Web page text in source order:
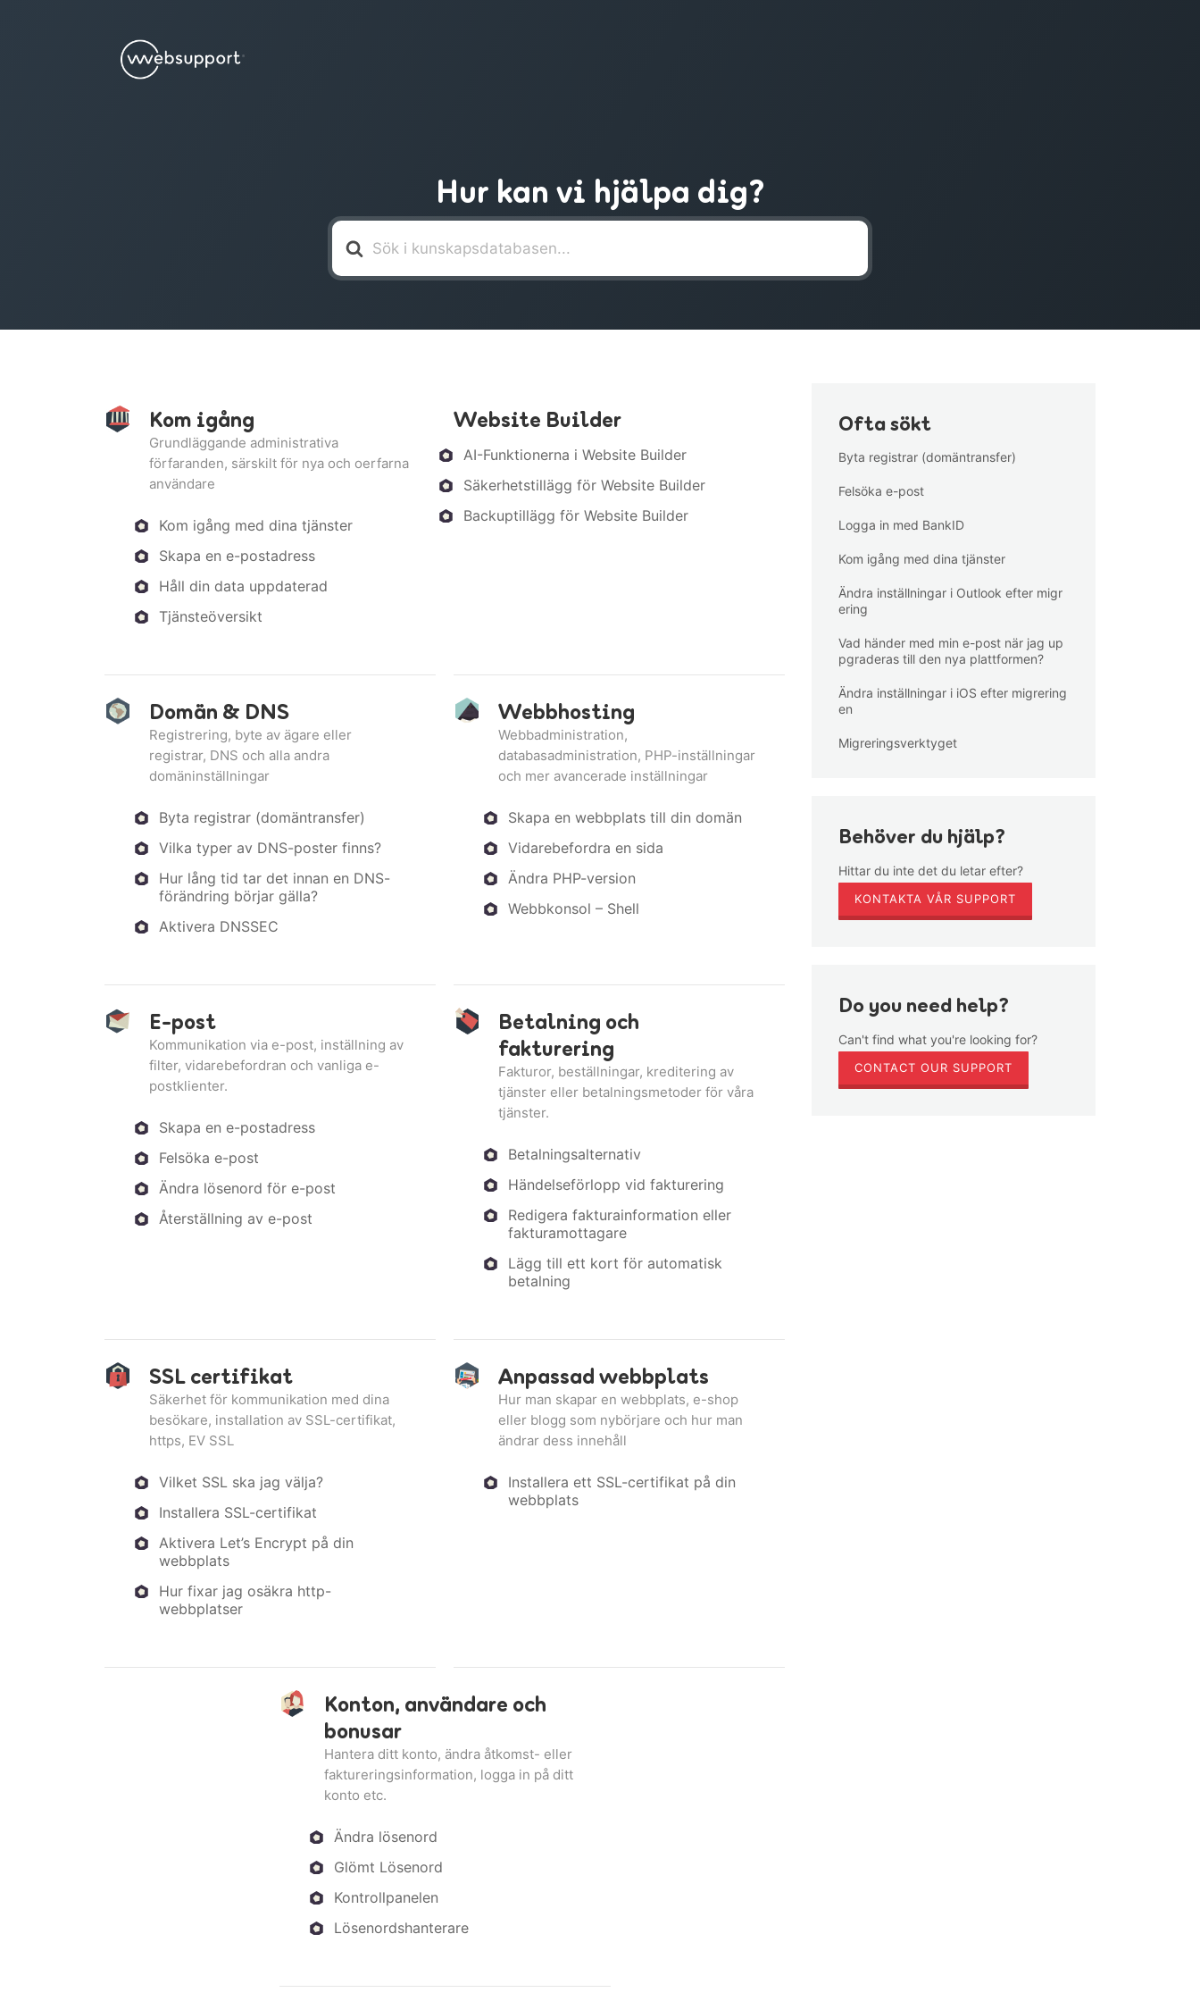
Hur kan vi hjälpa dig?
Söker
efter
Kom igång
Grundläggande administrativa
förfaranden, särskilt för nya och oerfarna
användare
Kom igång med dina tjänster
Skapa en e-postadress
Håll din data uppdaterad
Tjänsteöversikt
Website Builder
AI-Funktionerna i Website Builder
Säkerhetstillägg för Website Builder
Backuptillägg för Website Builder
Domän & DNS
Registrering, byte av ägare eller
registrar, DNS och alla andra
domäninställningar
Byta registrar (domäntransfer)
Vilka typer av DNS-poster finns?
Hur lång tid tar det innan en DNS-
förändring börjar gälla?
Aktivera DNSSEC
Webbhosting
Webbadministration,
databasadministration, PHP-inställningar
och mer avancerade inställningar
Skapa en webbplats till din domän
Vidarebefordra en sida
Ändra PHP-version
Webbkonsol – Shell
E-post
Kommunikation via e-post, inställning av
filter, vidarebefordran och vanliga e-
postklienter.
Skapa en e-postadress
Felsöka e-post
Ändra lösenord för e-post
Återställning av e-post
Betalning och
fakturering
Fakturor, beställningar, kreditering av
tjänster eller betalningsmetoder för våra
tjänster.
Betalningsalternativ
Händelseförlopp vid fakturering
Redigera fakturainformation eller
fakturamottagare
Lägg till ett kort för automatisk
betalning
SSL certifikat
Säkerhet för kommunikation med dina
besökare, installation av SSL-certifikat,
https, EV SSL
Vilket SSL ska jag välja?
Installera SSL-certifikat
Aktivera Let’s Encrypt på din
webbplats
Hur fixar jag osäkra http-
webbplatser
Anpassad webbplats
Hur man skapar en webbplats, e-shop
eller blogg som nybörjare och hur man
ändrar dess innehåll
Installera ett SSL-certifikat på din
webbplats
Konton, användare och
bonusar
Hantera ditt konto, ändra åtkomst- eller
faktureringsinformation, logga in på ditt
konto etc.
Ändra lösenord
Glömt Lösenord
Kontrollpanelen
Lösenordshanterare
Ofta sökt
Byta registrar (domäntransfer)
Felsöka e-post
Logga in med BankID
Kom igång med dina tjänster
Ändra inställningar i Outlook efter migr
ering
Vad händer med min e-post när jag up
pgraderas till den nya plattformen?
Ändra inställningar i iOS efter migrering
en
Migreringsverktyget
Behöver du hjälp?
Hittar du inte det du letar efter?
KONTAKTA VÅR SUPPORT
Do you need help?
Can't find what you're looking for?
CONTACT OUR SUPPORT